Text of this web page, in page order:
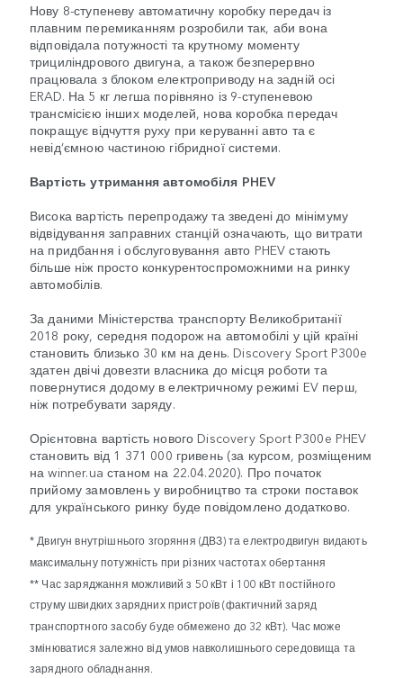
Нову 8-ступеневу автоматичну коробку передач із
плавним перемиканням розробили так, аби вона
відповідала потужності та крутному моменту
трициліндрового двигуна, а також безперервно
працювала з блоком електроприводу на задній осі
ERAD. На 5 кг легша порівняно із 9-ступеневою
трансмісією інших моделей, нова коробка передач
покращує відчуття руху при керуванні авто та є
невід’ємною частиною гібридної системи.
Вартість утримання автомобіля PHEV
Висока вартість перепродажу та зведені до мінімуму
відвідування заправних станцій означають, що витрати
на придбання і обслуговування авто PHEV стають
більше ніж просто конкурентоспроможними на ринку
автомобілів.
За даними Міністерства транспорту Великобританії
2018 року, середня подорож на автомобілі у цій країні
становить близько 30 км на день. Discovery Sport P300e
здатен двічі довезти власника до місця роботи та
повернутися додому в електричному режимі EV перш,
ніж потребувати заряду.
Орієнтовна вартість нового Discovery Sport P300e PHEV
становить від 1 371 000 гривень (за курсом, розміщеним
на winner.ua станом на 22.04.2020). Про початок
прийому замовлень у виробництво та строки поставок
для українського ринку буде повідомлено додатково.
* Двигун внутрішнього згоряння (ДВЗ) та електродвигун видають
максимальну потужність при різних частотах обертання
** Час заряджання можливий з 50 кВт і 100 кВт постійного
струму швидких зарядних пристроїв (фактичний заряд
транспортного засобу буде обмежено до 32 кВт). Час може
змінюватися залежно від умов навколишнього середовища та
зарядного обладнання.